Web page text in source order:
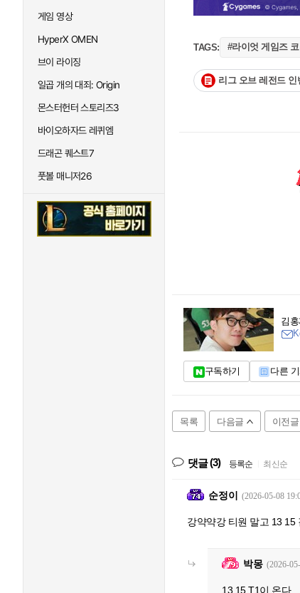
게임 영상
HyperX OMEN
브이 라이징
일곱 개의 대죄: Origin
몬스터헌터 스토리즈3
바이오하자드 레퀴엠
드래곤 퀘스트7
풋볼 매니저26
TAGS: #라이엇 게임즈
리그 오브 레전드 인
김
구독하기 다른
목록 다음글 이전글
댓글(3) 등록순 최신순
순정이 (2026-05-08
강약약강 티원 말고 13 15
박몽 (2026-
13 15 T1이 온다